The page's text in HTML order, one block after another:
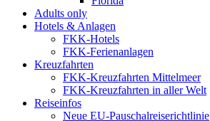
Adults only
Hotels & Anlagen
FKK-Hotels
FKK-Ferienanlagen
Kreuzfahrten
FKK-Kreuzfahrten Mittelmeer
FKK-Kreuzfahrten in aller Welt
Reiseinfos
Neue EU-Pauschalreiserichtlinie